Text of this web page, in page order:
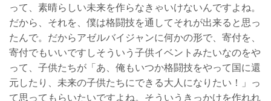
って、素晴らしい未来を作らなきゃいけないんですよね。
だから、それを、僕は格闘技を通してそれが出来ると思っ
たんで。だからアゼルバイジャンに何かの形で、寄付を、
寄付でもいいですしそういう子供イベントみたいなのをや
って、子供たちが「あ、俺もいつか格闘技をやって国に還
元したり、未来の子供たちにできる大人になりたい！」っ
て思ってもらいたいですよね。そういうきっかけを作れれ